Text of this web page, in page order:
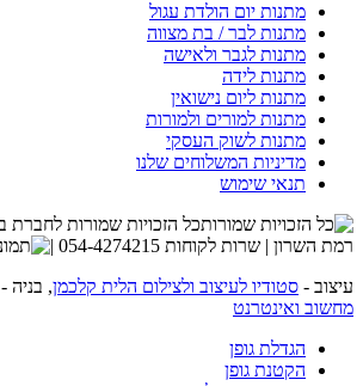
מתנות יום הולדת עגול
מתנות לבר / בת מצווה
מתנות לגבר ולאישה
מתנות לידה
מתנות ליום נישואין
מתנות למורים ולמורות
מתנות לשוק העסקי
מדיניות המשלוחים שלנו
תנאי שימוש
רמת השרון | שרות לקוחות 054-4274215 |
עיצוב - סטודיו לעיצוב ולצילום הלית קלכמן, בניה -
מחשוב ואינטרנט
הגדלת גופן
הקטנת גופן